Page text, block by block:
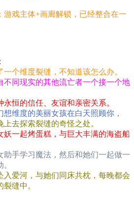
游戏主体+画廊解锁，已经整合在一
一个维度裂缝，不知道该怎么办。
不同现实的其他流亡者一个接一个地
永恒的信任、友谊和亲密关系。
想维度的美丽女孩在白天照顾你，
上去探索裂缝的奇怪之处。
妖一起烤蛋糕，与巨大丰满的海盗船
助手学习魔法，然后和她们一起做一
入爱河，与她们同床共枕，每晚都会
缝中。